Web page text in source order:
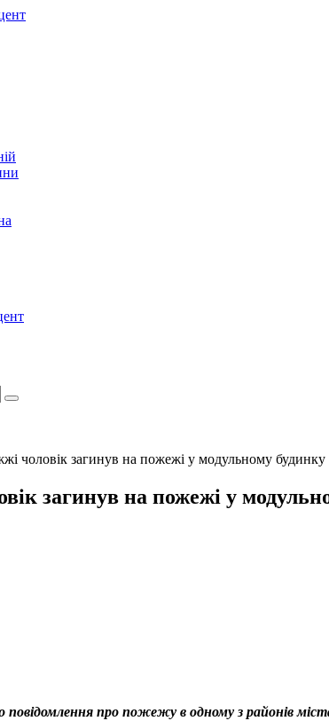
чоловік загинув на пожежі у модульному
загинув на пожежі у
повідомлення про пожежу в одному з районів